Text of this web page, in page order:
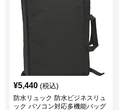
¥5,440 (税込)
防水リュック 防水ビジネスリュ
ック パソコン対応多機能バッグ